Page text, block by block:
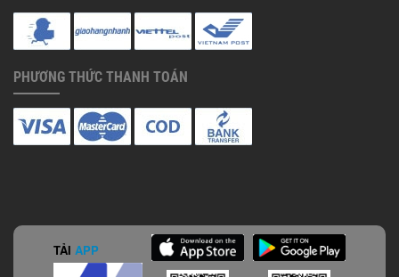
PHƯƠNG THỨC THANH TOÁN
TẢI APP